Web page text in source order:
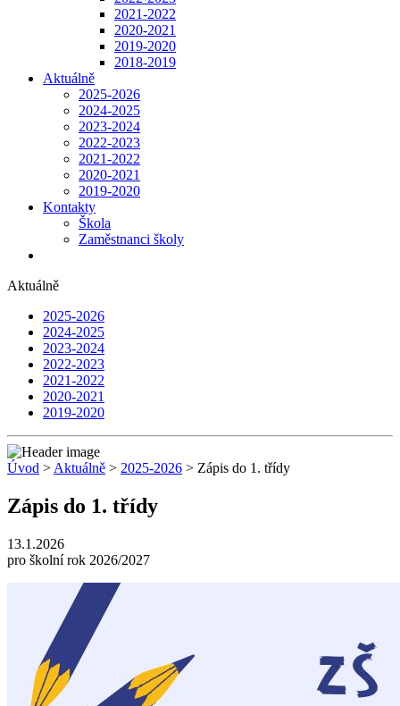
2021-2022
2020-2021
2019-2020
2018-2019
Aktuálně
2025-2026
2024-2025
2023-2024
2022-2023
2021-2022
2020-2021
2019-2020
Kontakty
Škola
Zaměstnanci školy
Aktuálně
2025-2026
2024-2025
2023-2024
2022-2023
2021-2022
2020-2021
2019-2020
Úvod > Aktuálně > 2025-2026 > Zápis do 1. třídy
Zápis do 1. třídy
13.1.2026
pro školní rok 2026/2027